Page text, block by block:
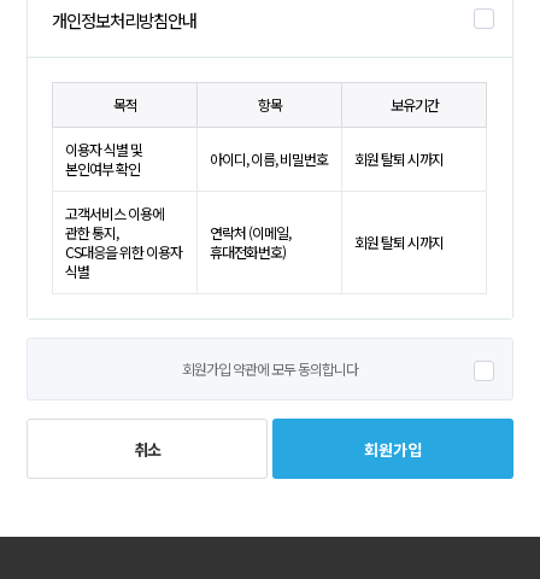
개인정보처리방침안내
목적 항목 보유기간
이용자 식별 및
본인여부 확인
아이디, 이름, 비밀번호 회원 탈퇴 시까지
고객서비스 이용에
관한 통지,
CS대응을 위한 이용자
식별
연락처 (이메일,
휴대전화번호)
회원 탈퇴 시까지
회원가입 약관에 모두 동의합니다
취소 회원가입